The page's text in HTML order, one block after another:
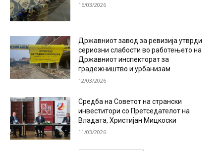
16/03/2026
Државниот завод за ревизија утврди
сериозни слабости во работењето на
Државниот инспекторат за
градежништво и урбанизам
12/03/2026
Средба на Советот на странски
инвеститори со Претседателот на
Владата, Христијан Мицкоски
11/03/2026